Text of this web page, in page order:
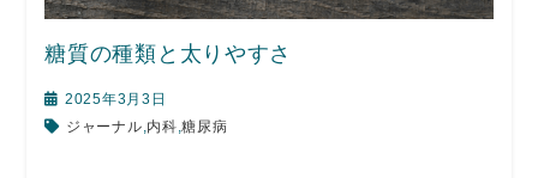
糖質の種類と太りやすさ
2025年3月3日
ジャーナル,内科,糖尿病